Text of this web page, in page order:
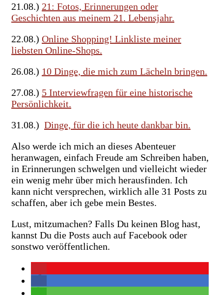
21.08.) 21: Fotos, Erinnerungen oder
Geschichten aus meinem 21. Lebensjahr.
22.08.) Online Shopping! Linkliste meiner
liebsten Online-Shops.
26.08.) 10 Dinge, die mich zum Lächeln bringen.
27.08.) 5 Interviewfragen für eine historische
Persönlichkeit.
31.08.) Dinge, für die ich heute dankbar bin.
Also werde ich mich an dieses Abenteuer
heranwagen, einfach Freude am Schreiben haben,
in Erinnerungen schwelgen und vielleicht wieder
ein wenig mehr über mich herausfinden. Ich
kann nicht versprechen, wirklich alle 31 Posts zu
schaffen, aber ich gebe mein Bestes.
Lust, mitzumachen? Falls Du keinen Blog hast,
kannst Du die Posts auch auf Facebook oder
sonstwo veröffentlichen.